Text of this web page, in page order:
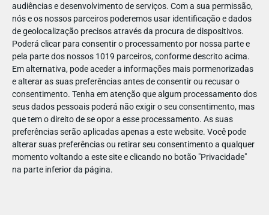
audiências e desenvolvimento de serviços. Com a sua permissão,
nós e os nossos parceiros poderemos usar identificação e dados
de geolocalização precisos através da procura de dispositivos.
Poderá clicar para consentir o processamento por nossa parte e
pela parte dos nossos 1019 parceiros, conforme descrito acima.
Em alternativa, pode aceder a informações mais pormenorizadas
e alterar as suas preferências antes de consentir ou recusar o
consentimento. Tenha em atenção que algum processamento dos
seus dados pessoais poderá não exigir o seu consentimento, mas
que tem o direito de se opor a esse processamento. As suas
preferências serão aplicadas apenas a este website. Você pode
alterar suas preferências ou retirar seu consentimento a qualquer
momento voltando a este site e clicando no botão "Privacidade"
na parte inferior da página.
Pólos
Serpa | Convento do Mosteirinho
Évora | Palácio Barrocal, Rua Serpa Pinto, 6
Obs.: Entrada gratuita até aos 10 anos. Última entrada às
17h.
VER EXPOSIÇÕES E MUSEUS
MUSEU DO RELÓGIO